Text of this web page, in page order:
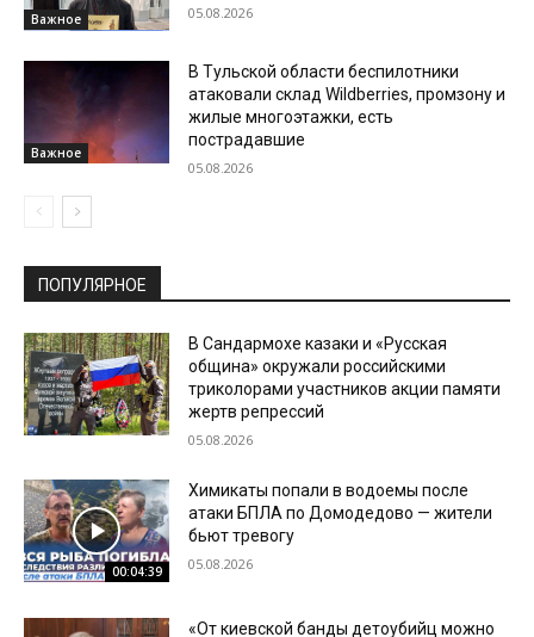
Важное 05.08.2026
Важное
В Тульской области беспилотники
атаковали склад Wildberries, промзону и
жилые многоэтажки, есть
пострадавшие
05.08.2026
ПОПУЛЯРНОЕ
В Сандармохе казаки и «Русская
община» окружали российскими
триколорами участников акции памяти
жертв репрессий
05.08.2026
00:04:39
Химикаты попали в водоемы после
атаки БПЛА по Домодедово — жители
бьют тревогу
05.08.2026
«От киевской банды детоубийц можно